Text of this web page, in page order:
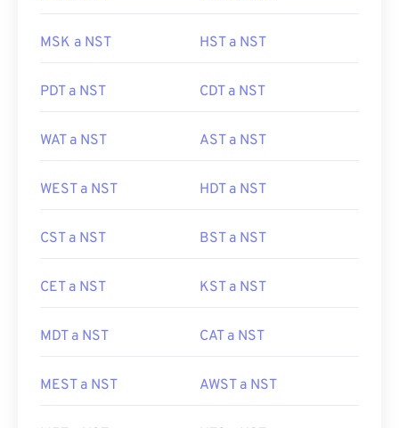
MSK a NST HST a NST
PDT a NST CDT a NST
WAT a NST AST a NST
WEST a NST HDT a NST
CST a NST BST a NST
CET a NST KST a NST
MDT a NST CAT a NST
MEST a NST AWST a NST